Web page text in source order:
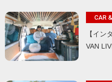
CAR
【イン
VAN